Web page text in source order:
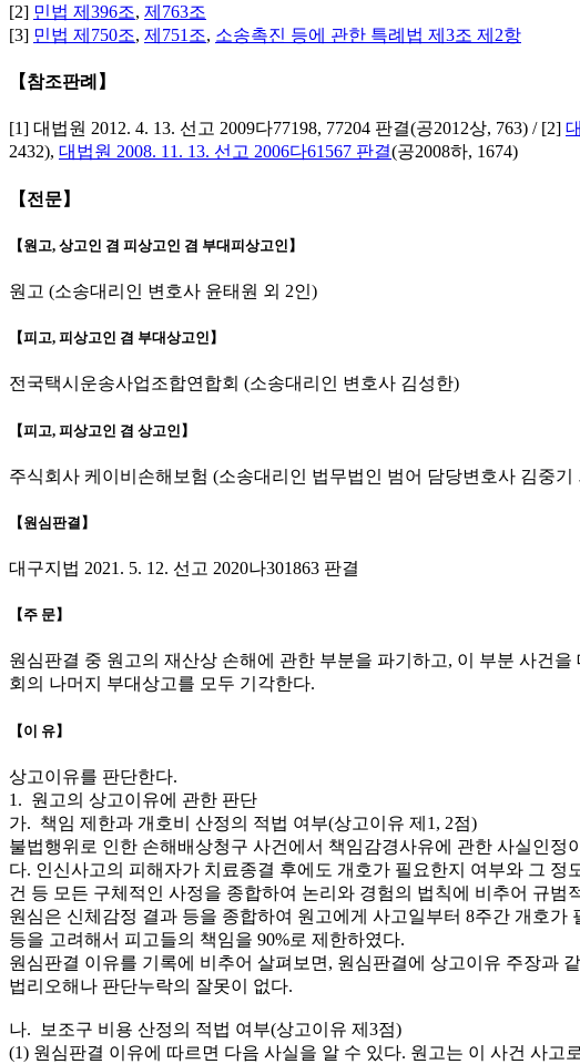
[2] 민법 제396조, 제763조
[3] 민법 제750조, 제751조, 소송촉진 등에 관한 특례법 제3조 제2항
【참조판례】
[1] 대법원 2012. 4. 13. 선고 2009다77198, 77204 판결(공2012상, 763) / [2]
2432), 대법원 2008. 11. 13. 선고 2006다61567 판결(공2008하, 1674)
【전문】
【원고, 상고인 겸 피상고인 겸 부대피상고인】
원고 (소송대리인 변호사 윤태원 외 2인)
【피고, 피상고인 겸 부대상고인】
전국택시운송사업조합연합회 (소송대리인 변호사 김성한)
【피고, 피상고인 겸 상고인】
주식회사 케이비손해보험 (소송대리인 법무법인 범어 담당변호사 김중기
【원심판결】
대구지법 2021. 5. 12. 선고 2020나301863 판결
【주 문】
원심판결 중 원고의 재산상 손해에 관한 부분을 파기하고, 이 부분 사건
회의 나머지 부대상고를 모두 기각한다.
【이 유】
상고이유를 판단한다.
1. 원고의 상고이유에 관한 판단
가. 책임 제한과 개호비 산정의 적법 여부(상고이유 제1, 2점)
불법행위로 인한 손해배상청구 사건에서 책임감경사유에 관한 사실인
다. 인신사고의 피해자가 치료종결 후에도 개호가 필요한지 여부와 그
건 등 모든 구체적인 사정을 종합하여 논리와 경험의 법칙에 비추어 규범
원심은 신체감정 결과 등을 종합하여 원고에게 사고일부터 8주간 개호
등을 고려해서 피고들의 책임을 90%로 제한하였다.
원심판결 이유를 기록에 비추어 살펴보면, 원심판결에 상고이유 주장과
법리오해나 판단누락의 잘못이 없다.
나. 보조구 비용 산정의 적법 여부(상고이유 제3점)
(1) 원심판결 이유에 따르면 다음 사실을 알 수 있다. 원고는 이 사건 사